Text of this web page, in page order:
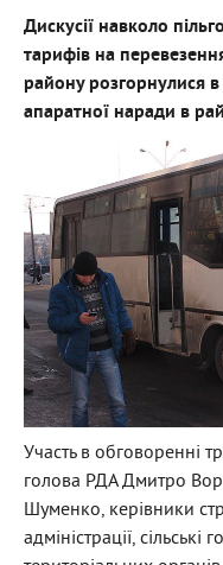
Дискусії навколо
тарифів на
району розгорнулися в
апаратної наради в
Участь в обговоренні
голова РДА Дмитро
Шуменко, керівники
адміністрації, сільські